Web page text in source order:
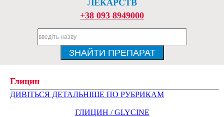
ЛЕКАРСТВ
+38 093 8949000
Глицин
ДИВІТЬСЯ ДЕТАЛЬНІШЕ ПО РУБРИКАМ
ГЛИЦИН / GLYCINE